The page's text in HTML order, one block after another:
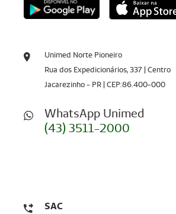
Unimed Norte Pioneiro
Rua dos Expedicionários, 337 | Centro
Jacarezinho - PR | CEP:86.400-000
WhatsApp Unimed
(43) 3511-2000
SAC